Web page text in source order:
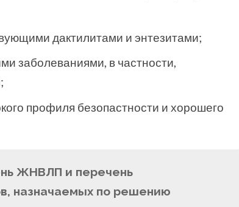
дактилитами и энтезитами;
заболеваниями, в частности,
профиля безопастности и хорошего
ЖНВЛП и перечень
назначаемых по решению